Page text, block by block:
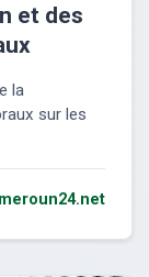
et des
la
sur les